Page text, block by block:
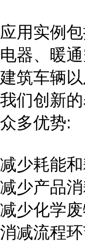
应用实例
电器、暖
建筑车辆以
我们创新
众多优势:
减少耗能
减少产品
减少化学
消减流程